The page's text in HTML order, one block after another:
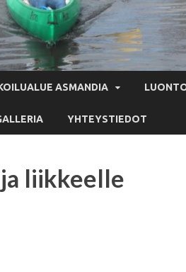
ASMANDIA
YHTEYSTIEDOT
liikkeelle